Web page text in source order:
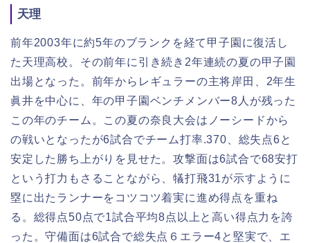
天理
前年2003年に約5年のブランクを経て甲子園に復活し
た天理高校。その前年に引き続き2年連続の夏の甲子園
出場となった。前年からレギュラーの主将岸田、2年生
眞井を中心に、年の甲子園ベンチメンバー8人が残った
この年のチーム。この夏の奈良大会はノーシードから
の戦いとなったが6試合でチーム打率.370、総失点6と
安定した勝ち上がりを見せた。攻撃面は6試合で68安打
という打力もさることながら、犠打飛31が示すように
塁に出たランナーをコツコツ着実に進め得点を重ね
る。総得点50点で1試合平均8点以上と高い得点力を誇
った。守備面は6試合で総失点６エラー4と堅実で、エ